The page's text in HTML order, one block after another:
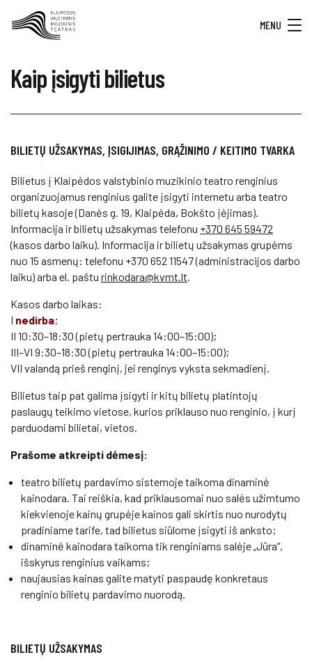
MENU
Kaip įsigyti bilietus
BILIETŲ UŽSAKYMAS, ĮSIGIJIMAS, GRĄŽINIMO / KEITIMO TVARKA
Bilietus į Klaipėdos valstybinio muzikinio teatro renginius
organizuojamus renginius galite įsigyti internetu arba teatro
bilietų kasoje (Danės g. 19, Klaipėda, Bokšto įėjimas).
Informacija ir bilietų užsakymas telefonu +370 645 59472
(kasos darbo laiku). Informacija ir bilietų užsakymas grupėms
nuo 15 asmenų: telefonu +370 652 11547 (administracijos darbo
laiku) arba el. paštu rinkodara@kvmt.lt.
Kasos darbo laikas:
I nedirba;
II 10:30–18:30 (pietų pertrauka 14:00–15:00);
III–VI 9:30–18:30 (pietų pertrauka 14:00–15:00);
VII valandą prieš renginį, jei renginys vyksta sekmadienį.
Bilietus taip pat galima įsigyti ir kitų bilietų platintojų
paslaugų teikimo vietose, kurios priklauso nuo renginio, į kurį
parduodami bilietai, vietos.
Prašome atkreipti dėmesį:
teatro bilietų pardavimo sistemoje taikoma dinaminė
kainodara. Tai reiškia, kad priklausomai nuo salės užimtumo
kiekvienoje kainų grupėje kainos gali skirtis nuo nurodytų
pradiniame tarife, tad bilietus siūlome įsigyti iš anksto;
dinaminė kainodara taikoma tik renginiams salėje „Jūra“,
išskyrus renginius vaikams;
naujausias kainas galite matyti paspaudę konkretaus
renginio bilietų pardavimo nuorodą.
BILIETŲ UŽSAKYMAS